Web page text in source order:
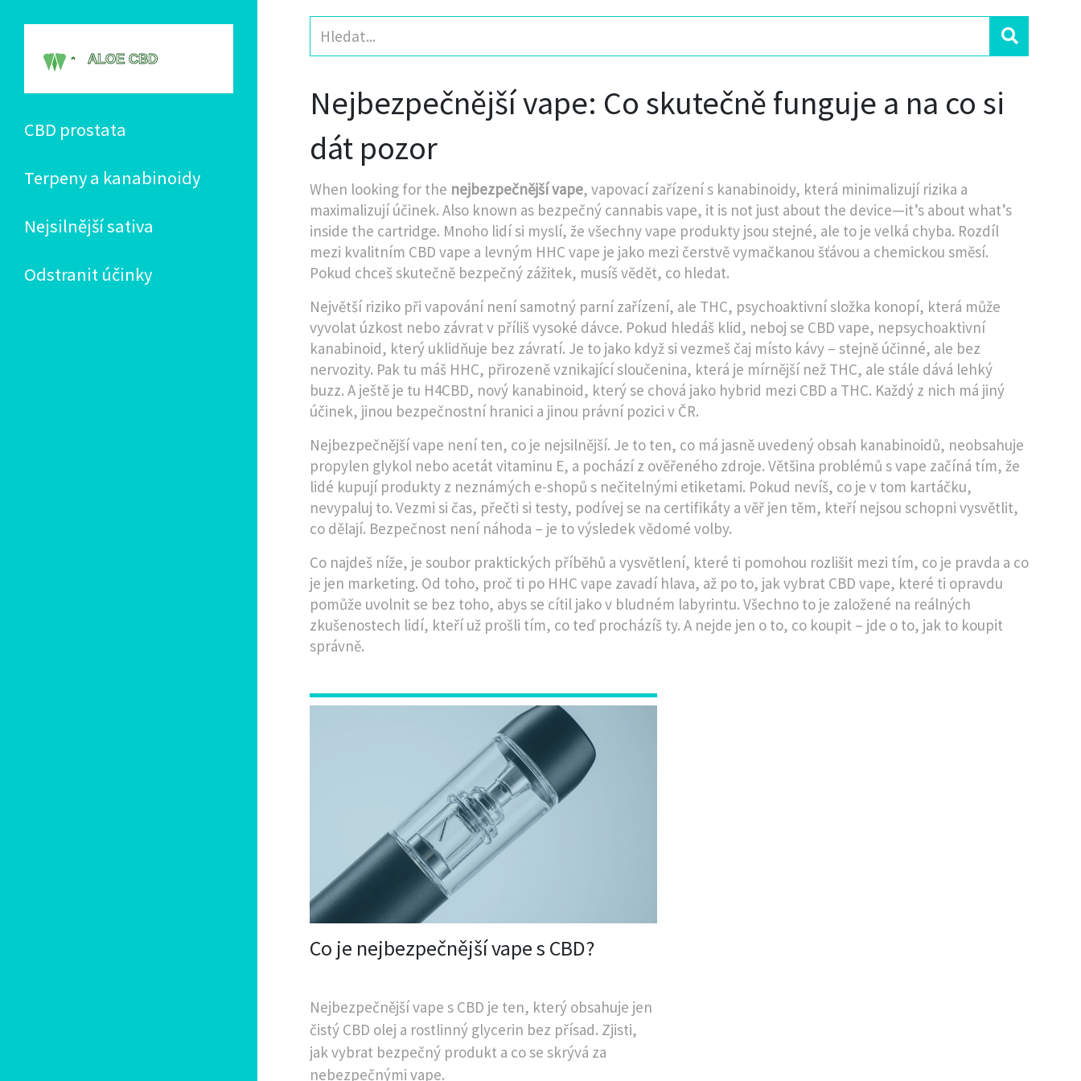
CBD prostata
Terpeny a kanabinoidy
Nejsilnější sativa
Odstranit účinky
Nejbezpečnější vape: Co skutečně funguje a na co si
dát pozor
When looking for the nejbezpečnější vape, vapovací zařízení s kanabinoidy, která minimalizují rizika a
maximalizují účinek. Also known as bezpečný cannabis vape, it is not just about the device—it’s about what’s
inside the cartridge. Mnoho lidí si myslí, že všechny vape produkty jsou stejné, ale to je velká chyba. Rozdíl
mezi kvalitním CBD vape a levným HHC vape je jako mezi čerstvě vymačkanou šťávou a chemickou směsí.
Pokud chceš skutečně bezpečný zážitek, musíš vědět, co hledat.
Největší riziko při vapování není samotný parní zařízení, ale THC, psychoaktivní složka konopí, která může
vyvolat úzkost nebo závrat v příliš vysoké dávce. Pokud hledáš klid, neboj se CBD vape, nepsychoaktivní
kanabinoid, který uklidňuje bez závratí. Je to jako když si vezmeš čaj místo kávy – stejně účinné, ale bez
nervozity. Pak tu máš HHC, přirozeně vznikající sloučenina, která je mírnější než THC, ale stále dává lehký
buzz. A ještě je tu H4CBD, nový kanabinoid, který se chová jako hybrid mezi CBD a THC. Každý z nich má jiný
účinek, jinou bezpečnostní hranici a jinou právní pozici v ČR.
Nejbezpečnější vape není ten, co je nejsilnější. Je to ten, co má jasně uvedený obsah kanabinoidů, neobsahuje
propylen glykol nebo acetát vitaminu E, a pochází z ověřeného zdroje. Většina problémů s vape začíná tím, že
lidé kupují produkty z neznámých e-shopů s nečitelnými etiketami. Pokud nevíš, co je v tom kartáčku,
nevypaluj to. Vezmi si čas, přečti si testy, podívej se na certifikáty a věř jen těm, kteří nejsou schopni vysvětlit,
co dělají. Bezpečnost není náhoda – je to výsledek vědomé volby.
Co najdeš níže, je soubor praktických příběhů a vysvětlení, které ti pomohou rozlišit mezi tím, co je pravda a co
je jen marketing. Od toho, proč ti po HHC vape zavadí hlava, až po to, jak vybrat CBD vape, které ti opravdu
pomůže uvolnit se bez toho, abys se cítil jako v bludném labyrintu. Všechno to je založené na reálných
zkušenostech lidí, kteří už prošli tím, co teď procházíš ty. A nejde jen o to, co koupit – jde o to, jak to koupit
správně.
Co je nejbezpečnější vape s CBD?
Nejbezpečnější vape s CBD je ten, který obsahuje jen
čistý CBD olej a rostlinný glycerin bez přísad. Zjisti,
jak vybrat bezpečný produkt a co se skrývá za
nebezpečnými vape.